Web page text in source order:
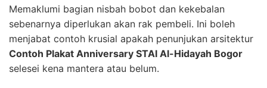
Memaklumi bagian nisbah bobot dan kekebalan
sebenarnya diperlukan akan rak pembeli. Ini boleh
menjabat contoh krusial apakah penunjukan arsitektur
Contoh Plakat Anniversary STAI Al-Hidayah Bogor
selesei kena mantera atau belum.